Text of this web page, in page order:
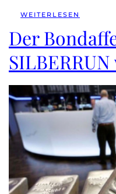
WEITERLESEN
Der
SILBERRUN